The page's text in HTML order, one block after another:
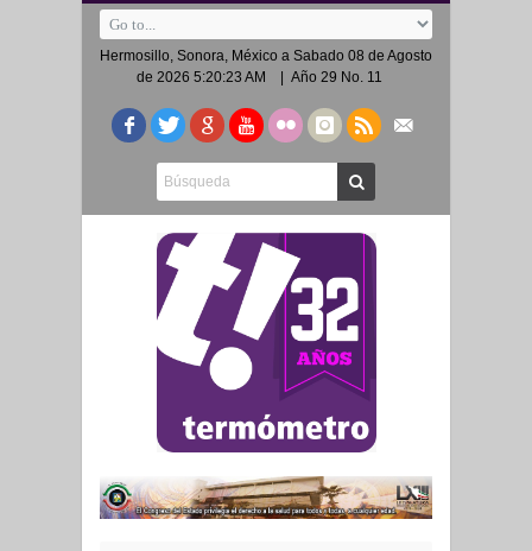
Hermosillo, Sonora, México a Sabado 08 de Agosto
de 2026 5:20:23 AM
| Año 29 No. 11